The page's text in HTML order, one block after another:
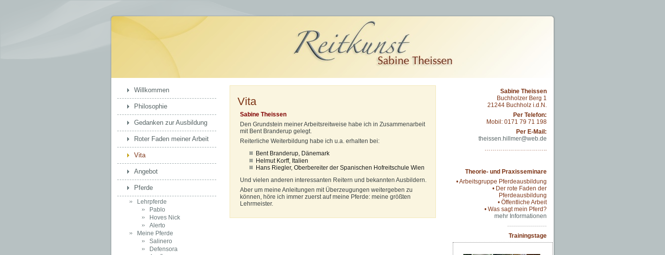
Willkommen
Philosophie
Gedanken zur Ausbildung
Roter Faden meiner Arbeit
Vita
Angebot
Pferde
Lehrpferde
Pablo
Hoves Nick
Alerto
Meine Pferde
Salinero
Defensora
Vita
Sabine Theissen
Den Grundstein meiner Arbeitsreitweise habe ich in Zusammenarbeit
mit Bent Branderup gelegt.
Reiterliche Weiterbildung habe ich u.a. erhalten bei:
Bent Branderup, Dänemark
Helmut Korff, Italien
Hans Riegler, Oberbereiter der Spanischen Hofreitschule Wien
Und vielen anderen interessanten Reitern und bekannten Ausbildern.
Aber um meine Anleitungen mit Überzeugungen weitergeben zu
können, höre ich immer zuerst auf meine Pferde: meine größten
Lehrmeister.
Sabine Theissen
Buchholzer Berg 1
21244 Buchholz i.d.N.
Per Telefon:
Mobil: 0171 79 71 198
Per E-Mail:
theissen.hillmer@web.de
…………………………..
Theorie- und Praxisseminare
• Arbeitsgruppe Pferdeausbildung
• Der rote Faden der
Pferdeausbildung
• Öffentliche Arbeit
• Was sagt mein Pferd?
mehr Informationen
--------------------
Trainingstage